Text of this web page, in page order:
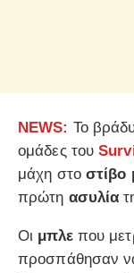
NEWS: To
ομάδες του
μάχη στο στίβο
πρώτη ασυλία
Οι μπλεπου
προσπάθησαν